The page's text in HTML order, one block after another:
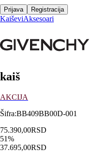
Prijava Registracija
KaiševiAksesoari
kaiš
AKCIJA
Šifra:BB409BB00D-001
75.390,00RSD
51%
37.695,00RSD